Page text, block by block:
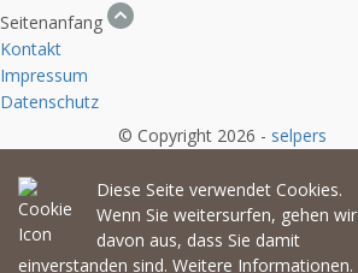
Seitenanfang
Kontakt
Impressum
Datenschutz
© Copyright 2026 - selpers
Diese Seite verwendet Cookies.
Wenn Sie weitersurfen, gehen wir
davon aus, dass Sie damit
einverstanden sind. Weitere Informationen.